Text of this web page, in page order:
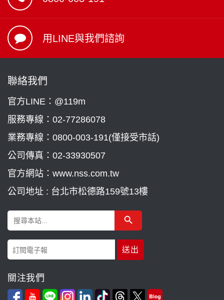
用LINE與我們諮詢
聯絡我們
官方LINE：@119m
服務專線： 02-77286078
業務專線： 0800-003-191(僅接受市話)
公司傳真：02-33930507
官方網站：www.nss.com.tw
公司地址 : 台北市松德路159號13樓
Search
for:
Search Button
關注我們